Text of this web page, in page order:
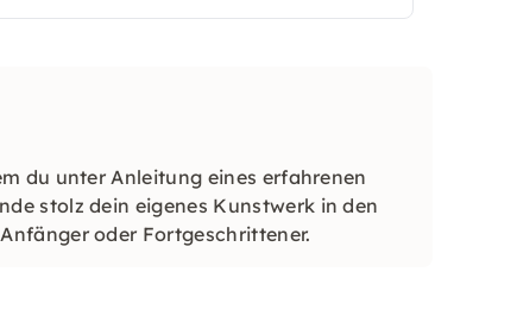
du unter Anleitung eines erfahrenen
stolz dein eigenes Kunstwerk in den
oder Fortgeschrittener.